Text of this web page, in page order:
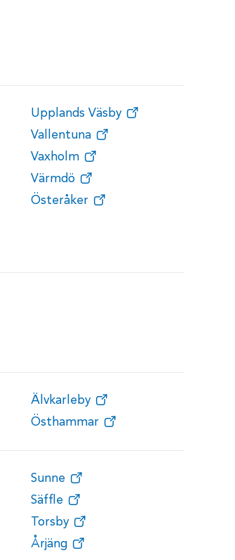
Upplands Väsby
Vallentuna
Vaxholm
Värmdö
Österåker
Älvkarleby
Östhammar
Sunne
Säffle
Torsby
Årjäng